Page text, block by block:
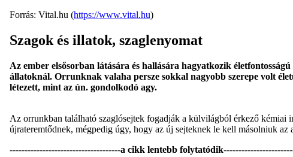
Forrás: Vital.hu (https://www.vital.hu)
Szagok és illatok, szaglenyomat
Az ember elsősorban látására és hallására hagyatkozik
állatoknál. Orrunknak valaha persze sokkal nagyobb szerepe volt
létezett, mint az ún. gondolkodó agy.
Az orrunkban található szaglósejtek fogadják a külvilágból érkező kémiai
újrateremtődnek, mégpedig úgy, hogy az új sejteknek le kell másolniuk
-------------------------------------a cikk lentebb folytatódik